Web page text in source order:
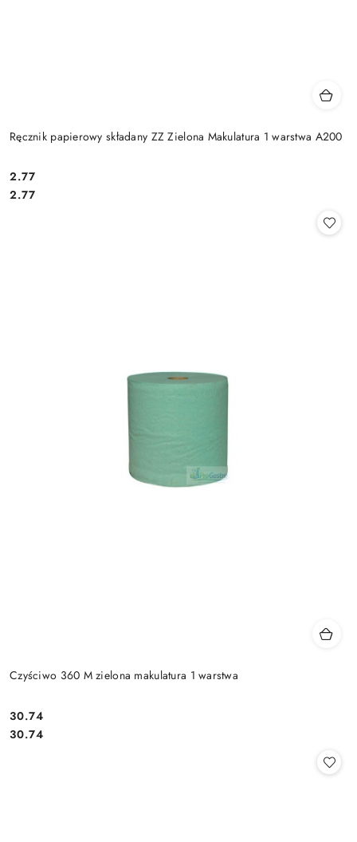
Ręcznik papierowy składany ZZ Zielona Makulatura 1 warstwa A200
Cena:
2.77
Cena:
2.77
Czyściwo 360 M zielona makulatura 1 warstwa
Cena:
30.74
Cena:
30.74